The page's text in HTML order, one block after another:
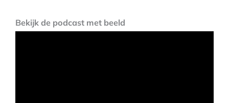
Bekijk de podcast met beeld